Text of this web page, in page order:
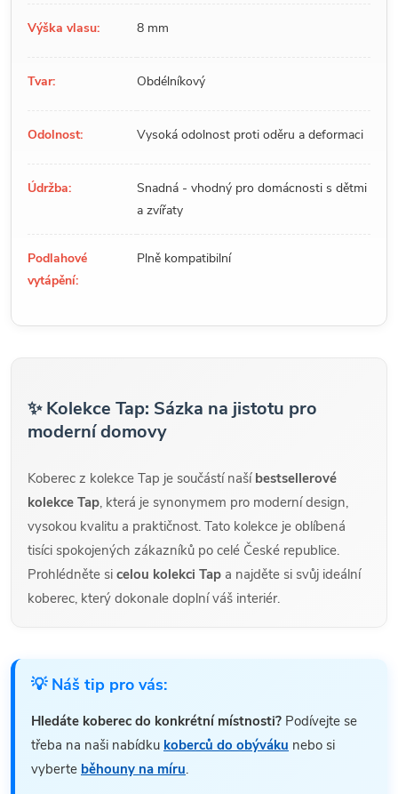
Výška vlasu: 8 mm
Tvar: Obdélníkový
Odolnost: Vysoká odolnost proti oděru a deformaci
Údržba:
Snadná - vhodný pro domácnosti s dětmi
a zvířaty
Podlahové
vytápění:
Plně kompatibilní
✨ Kolekce Tap: Sázka na jistotu pro
moderní domovy
Koberec z kolekce Tap je součástí naší bestsellerové
kolekce Tap, která je synonymem pro moderní design,
vysokou kvalitu a praktičnost. Tato kolekce je oblíbená
tisíci spokojených zákazníků po celé České republice.
Prohlédněte si celou kolekci Tap a najděte si svůj ideální
koberec, který dokonale doplní váš interiér.
💡 Náš tip pro vás:
Hledáte koberec do konkrétní místnosti? Podívejte se
třeba na naši nabídku koberců do obýváku nebo si
vyberte běhouny na míru.